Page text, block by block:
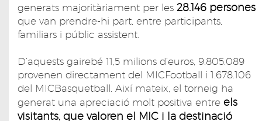
generats majoritàriament per les 28.146 persones
que van prendre-hi part, entre participants,
familiars i públic assistent.
D’aquests gairebé 11,5 milions d’euros, 9.805.089
provenen directament del MICFootball i 1.678.106
del MICBasquetball. Així mateix, el torneig ha
generat una apreciació molt positiva entre els
visitants, que valoren el MIC i la destinació